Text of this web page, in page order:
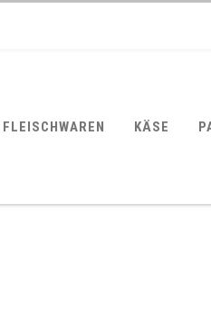
FLEISCHWAREN KÄSE